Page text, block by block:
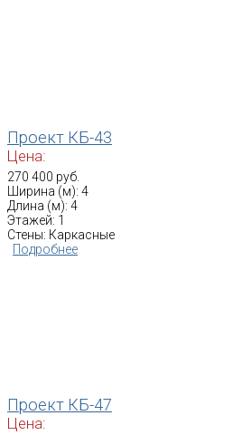
Проект КБ-43
Цена:
270 400 руб.
Ширина (м): 4
Длина (м): 4
Этажей: 1
Стены: Каркасные
Подробнее
Проект КБ-47
Цена: